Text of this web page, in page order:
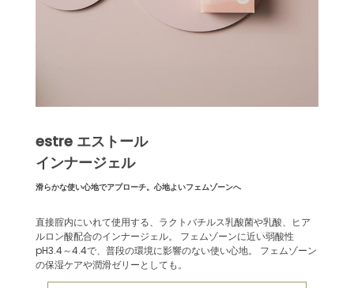
estre エストール
インナージェル
滑らかな使い心地でアプローチ。心地よいフェムゾーンへ
直接腟内にいれて使用する、ラクトバチルス乳酸菌や乳酸、ヒア
ルロン酸配合のインナージェル。
フェムゾーンに近い弱酸性
pH3.4～4.4で、普段の環境に影響のない使い心地。
フェムゾーン
の保湿ケアや潤滑ゼリーとしても。